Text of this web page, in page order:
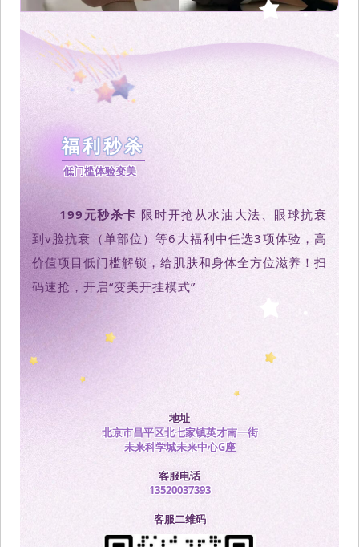
福利秒杀
低门槛体验变美
199元秒杀卡 限时开抢从水油大法、眼球抗衰
到v脸抗衰（单部位）等6大福利中任选3项体验，高
价值项目低门槛解锁，给肌肤和身体全方位滋养！扫
码速抢，开启“变美开挂模式”
地址
北京市昌平区北七家镇英才南一街
未来科学城未来中心G座
客服电话
13520037393
客服二维码